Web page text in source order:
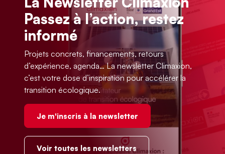
Passez à l’action, restez
informé
Projets concrets, financements, retours
d’expérience, agenda… La newsletter Climaxion,
c’est votre dose d’inspiration pour accélérer la
transition écologique.
Je m'inscris à la newsletter
Voir toutes les newsletters